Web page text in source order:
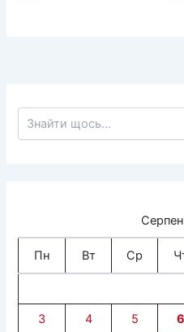
Пошук по сайту
Пн Вт Ср
3 4 5 6